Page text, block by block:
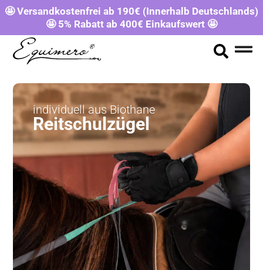
🤩 Versandkostenfrei ab 190€ (Innerhalb Deutschlands)
🤩 5% Rabatt ab 400€ Einkaufswert 🤩
individuell aus Biothane
Reitschulzügel